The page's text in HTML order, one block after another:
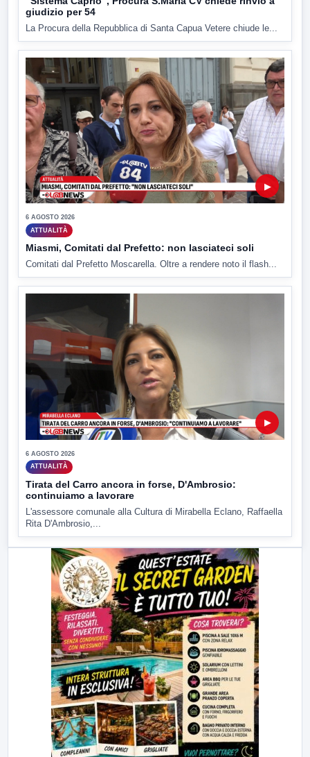
giudizio per 54
La Procura della Repubblica di Santa Capua Vetere chiude le...
▶
6 AGOSTO 2026
ATTUALITÀ
Miasmi, Comitati dal Prefetto: non lasciateci soli
Comitati dal Prefetto Moscarella. Oltre a rendere noto il flash...
▶
6 AGOSTO 2026
ATTUALITÀ
Tirata del Carro ancora in forse, D'Ambrosio:
continuiamo a lavorare
L'assessore comunale alla Cultura di Mirabella Eclano, Raffaella
Rita D'Ambrosio,...